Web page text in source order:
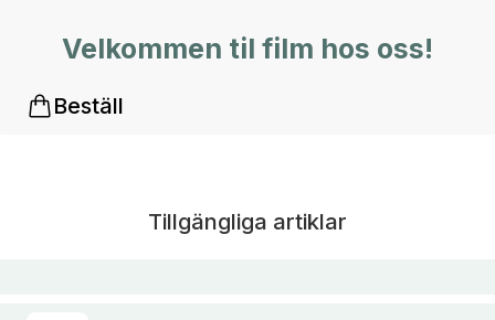
Velkommen til film hos oss!
Beställ
Tillgängliga artiklar